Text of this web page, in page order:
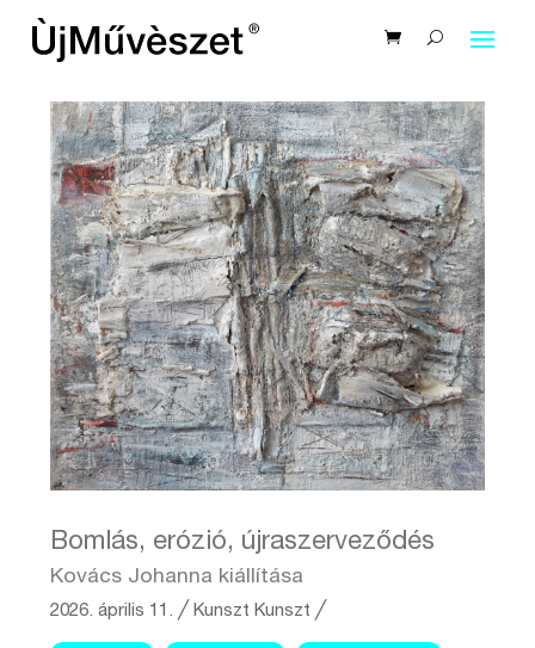
Bomlás, erózió, újraszerveződés
Kovács Johanna kiállítása
2026. április 11. ╱ Kunszt Kunszt ╱